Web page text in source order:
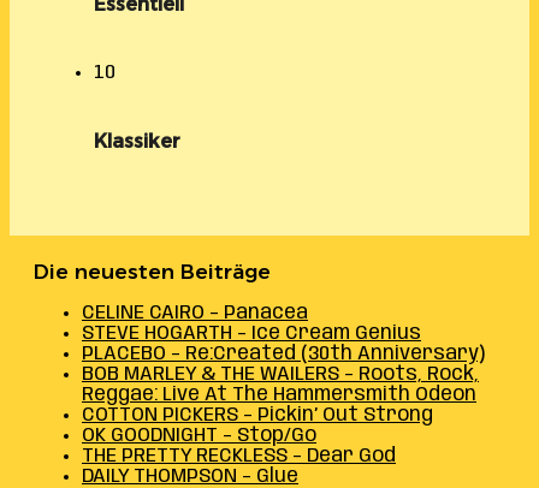
10
Klassiker
Die neuesten Beiträge
CELINE CAIRO – Panacea
STEVE HOGARTH – Ice Cream Genius
PLACEBO – Re:Created (30th Anniversary)
BOB MARLEY & THE WAILERS – Roots, Rock,
Reggae: Live At The Hammersmith Odeon
COTTON PICKERS – Pickin’ Out Strong
OK GOODNIGHT – Stop/Go
THE PRETTY RECKLESS – Dear God
DAILY THOMPSON – Glue